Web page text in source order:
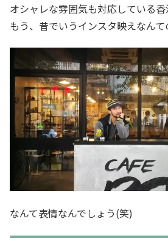
オシャレな雰囲気も対応している香
もう、昔でいうインスタ映えなんて
なんて表情なんでしょう(笑)